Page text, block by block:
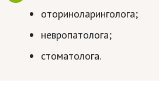
Образование
Наука и технологии
оториноларинголога;
невропатолога;
стоматолога.